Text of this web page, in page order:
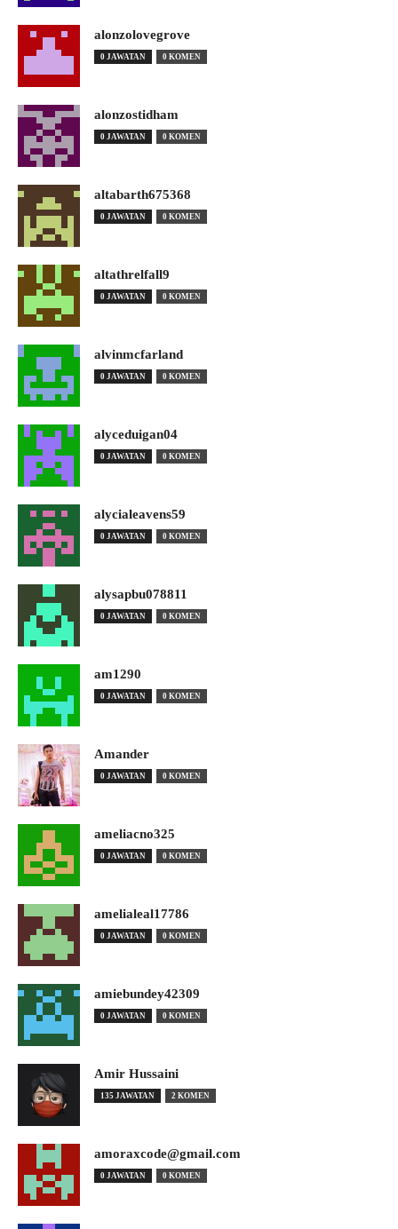
alonzolovegrove
0 JAWATAN 0 KOMEN
alonzostidham
0 JAWATAN 0 KOMEN
altabarth675368
0 JAWATAN 0 KOMEN
altathrelfall9
0 JAWATAN 0 KOMEN
alvinmcfarland
0 JAWATAN 0 KOMEN
alyceduigan04
0 JAWATAN 0 KOMEN
alycialeavens59
0 JAWATAN 0 KOMEN
alysapbu078811
0 JAWATAN 0 KOMEN
am1290
0 JAWATAN 0 KOMEN
Amander
0 JAWATAN 0 KOMEN
ameliacno325
0 JAWATAN 0 KOMEN
amelialeal17786
0 JAWATAN 0 KOMEN
amiebundey42309
0 JAWATAN 0 KOMEN
Amir Hussaini
135 JAWATAN 2 KOMEN
amoraxcode@gmail.com
0 JAWATAN 0 KOMEN